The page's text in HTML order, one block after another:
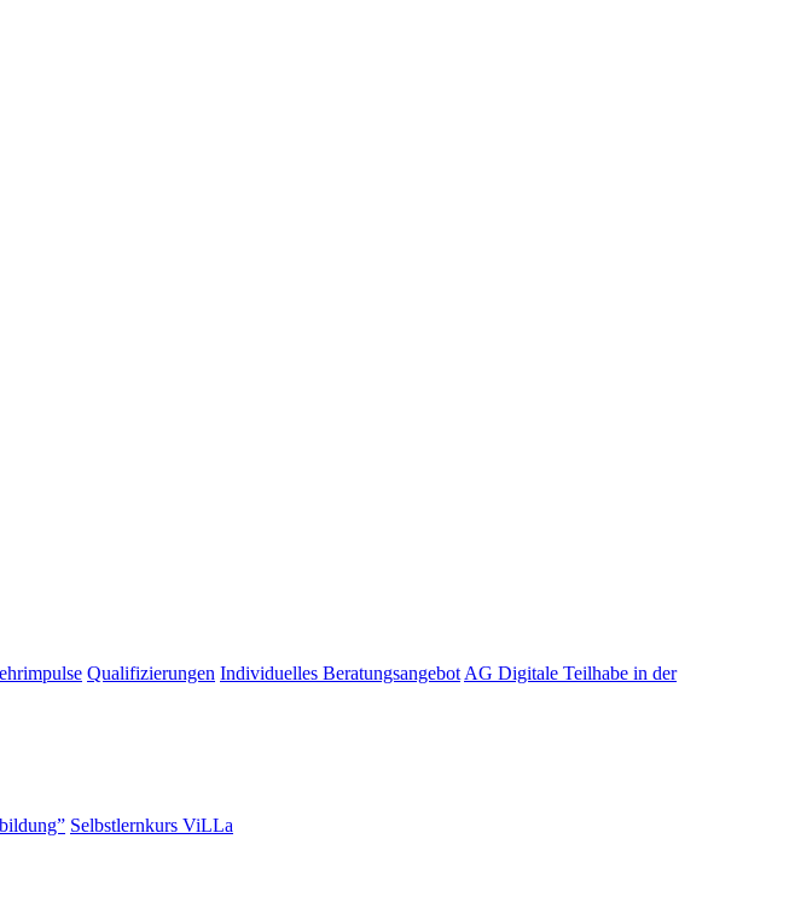
Qualifizierungen Individuelles Beratungsangebot AG Digitale Teilhabe in der
Selbstlernkurs ViLLa